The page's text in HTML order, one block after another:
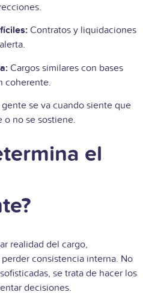
Contratos y liquidaciones
Cargos similares con bases
coherente.
gente se va cuando siente que
o no se sostiene.
el
realidad del cargo,
consistencia interna. No
se trata de hacer los
decisiones.